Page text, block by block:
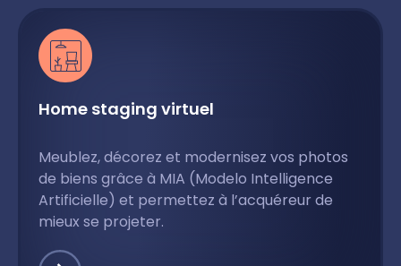
Home staging virtuel
Meublez, décorez et modernisez vos photos
de biens grâce à MIA (Modelo Intelligence
Artificielle) et permettez à l’acquéreur de
mieux se projeter.